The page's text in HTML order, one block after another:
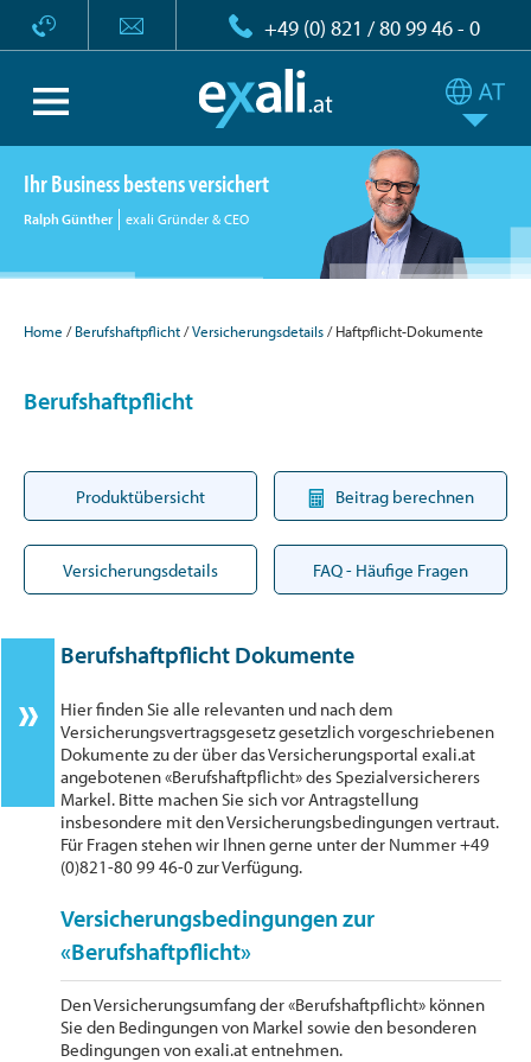
+49 (0) 821 / 80 99 46 - 0
Ihr Business bestens versichert
Ralph Günther exali Gründer & CEO
Home Berufshaftpflicht Versicherungsdetails Haftpflicht-Dokumente
Berufshaftpflicht
Produktübersicht Beitrag berechnen
Versicherungsdetails FAQ - Häufige Fragen
Berufshaftpflicht Dokumente
Hier finden Sie alle relevanten und nach dem
Versicherungsvertragsgesetz gesetzlich vorgeschriebenen
Dokumente zu der über das Versicherungsportal exali.at
angebotenen «Berufshaftpflicht» des Spezialversicherers
Markel. Bitte machen Sie sich vor Antragstellung
insbesondere mit den Versicherungsbedingungen vertraut.
Für Fragen stehen wir Ihnen gerne unter der Nummer +49
(0)821-80 99 46-0 zur Verfügung.
Versicherungsbedingungen zur
«Berufshaftpflicht»
Den Versicherungsumfang der «Berufshaftpflicht» können
Sie den Bedingungen von Markel sowie den besonderen
Bedingungen von exali.at entnehmen.